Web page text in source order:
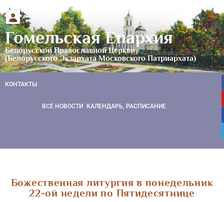
Гомельская Епархия
Белорусской Православной Церкви
(Белорусского Экзархата Московского Патриархата)
КОНТАКТЫ
ВСЕ НОВОСТИ КАЛЕНДАРЬ, РАСПИСАНИЕ
Божественная литургия в понедельник
22-ой недели по Пятидесятнице